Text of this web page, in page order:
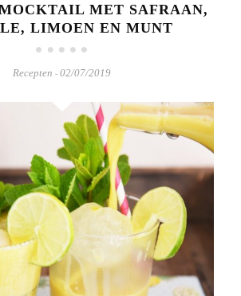
MET SAFRAAN,
LIMOEN EN MUNT
Recepten - 02/07/2019